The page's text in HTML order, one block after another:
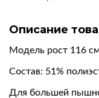
Описание
Модель рост 116
Состав: 51%
Для большей